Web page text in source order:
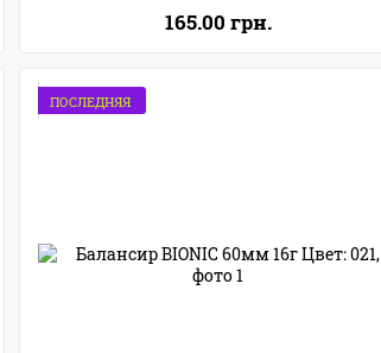
165.00 грн.
ПОСЛЕДНЯЯ